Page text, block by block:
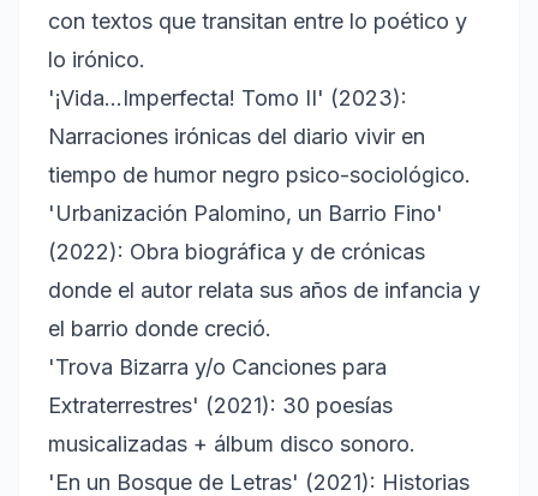
con textos que transitan entre lo poético y
lo irónico.
'¡Vida...Imperfecta! Tomo II' (2023):
Narraciones irónicas del diario vivir en
tiempo de humor negro psico-sociológico.
'Urbanización Palomino, un Barrio Fino'
(2022): Obra biográfica y de crónicas
donde el autor relata sus años de infancia y
el barrio donde creció.
'Trova Bizarra y/o Canciones para
Extraterrestres' (2021): 30 poesías
musicalizadas + álbum disco sonoro.
'En un Bosque de Letras' (2021): Historias